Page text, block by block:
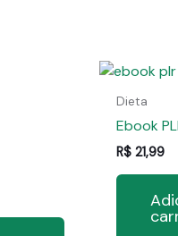
Dieta
Ebook
R$ 21,99